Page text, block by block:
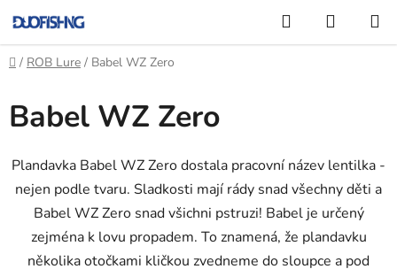
na
obsah
Hledat
KOŠÍK
Domů
/ ROB Lure / Babel WZ Zero
Babel WZ Zero
Plandavka Babel WZ Zero dostala pracovní název lentilka -
nejen podle tvaru. Sladkosti mají rády snad všechny děti a
Babel WZ Zero snad všichni pstruzi! Babel je určený
zejména k lovu propadem. To znamená, že plandavku
několika otočkami kličkou zvedneme do sloupce a pod